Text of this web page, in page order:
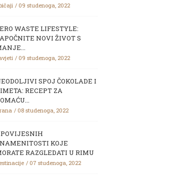
09 studenoga, 2022
WASTE LIFESTYLE:
NOVI ŽIVOT S
09 studenoga, 2022
SPOJ ČOKOLADE I
RECEPT ZA
08 studenoga, 2022
POVIJESNIH
KOJE
RAZGLEDATI U RIMU
07 studenoga, 2022